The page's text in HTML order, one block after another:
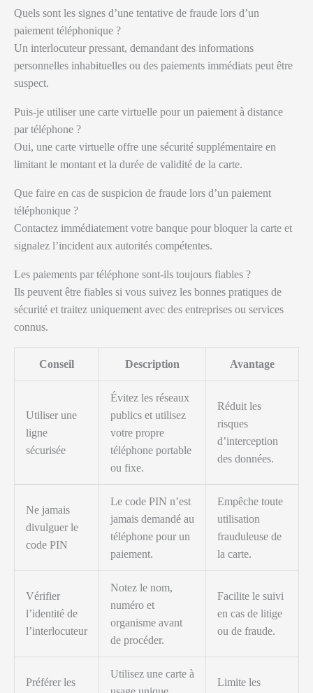
Quels sont les signes d’une tentative de fraude lors d’un
paiement téléphonique ?
Un interlocuteur pressant, demandant des informations
personnelles inhabituelles ou des paiements immédiats peut être
suspect.
Puis-je utiliser une carte virtuelle pour un paiement à distance
par téléphone ?
Oui, une carte virtuelle offre une sécurité supplémentaire en
limitant le montant et la durée de validité de la carte.
Que faire en cas de suspicion de fraude lors d’un paiement
téléphonique ?
Contactez immédiatement votre banque pour bloquer la carte et
signalez l’incident aux autorités compétentes.
Les paiements par téléphone sont-ils toujours fiables ?
Ils peuvent être fiables si vous suivez les bonnes pratiques de
sécurité et traitez uniquement avec des entreprises ou services
connus.
Conseil Description Avantage
Utiliser une
ligne
sécurisée
Évitez les réseaux
publics et utilisez
votre propre
téléphone portable
ou fixe.
Réduit les
risques
d’interception
des données.
Ne jamais
divulguer le
code PIN
Le code PIN n’est
jamais demandé au
téléphone pour un
paiement.
Empêche toute
utilisation
frauduleuse de
la carte.
Vérifier
l’identité de
l’interlocuteur
Notez le nom,
numéro et
organisme avant
de procéder.
Facilite le suivi
en cas de litige
ou de fraude.
Préférer les
Utilisez une carte à
Limite les